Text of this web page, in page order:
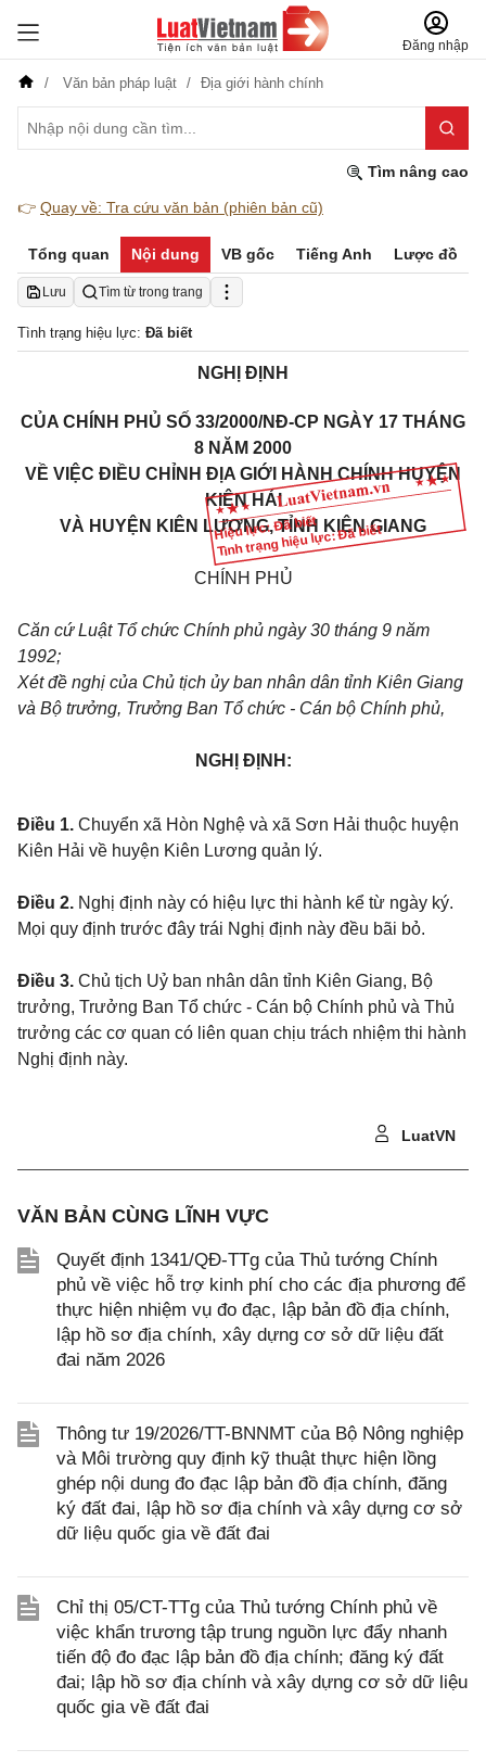
Đăng nhập
Văn bản pháp luật Địa giới hành chính
Tìm nâng cao
👉 Quay về: Tra cứu văn bản (phiên bản cũ)
Tổng quan Nội dung VB gốc Tiếng Anh Lược đồ
Lưu Tìm từ trong trang
Tình trạng hiệu lực: Đã biết
Hiệu lực: Đã biết
Tình trạng hiệu lực: Đã biết
NGHỊ ĐỊNH
CỦA CHÍNH PHỦ SỐ 33/2000/NĐ-CP NGÀY 17 THÁNG
8 NĂM 2000
VỀ VIỆC ĐIỀU CHỈNH ĐỊA GIỚI HÀNH CHÍNH HUYỆN
KIÊN HẢI
VÀ HUYỆN KIÊN LƯƠNG, TỈNH KIÊN GIANG
CHÍNH PHỦ
Căn cứ Luật Tổ chức Chính phủ ngày 30 tháng 9 năm
1992;
Xét đề nghị của Chủ tịch ủy ban nhân dân tỉnh Kiên Giang
và Bộ trưởng, Trưởng Ban Tổ chức - Cán bộ Chính phủ,
NGHỊ ĐỊNH:
Điều 1. Chuyển xã Hòn Nghệ và xã Sơn Hải thuộc huyện
Kiên Hải về huyện Kiên Lương quản lý.
Điều 2. Nghị định này có hiệu lực thi hành kể từ ngày ký.
Mọi quy định trước đây trái Nghị định này đều bãi bỏ.
Điều 3. Chủ tịch Uỷ ban nhân dân tỉnh Kiên Giang, Bộ
trưởng, Trưởng Ban Tổ chức - Cán bộ Chính phủ và Thủ
trưởng các cơ quan có liên quan chịu trách nhiệm thi hành
Nghị định này.
LuatVN
VĂN BẢN CÙNG LĨNH VỰC
Quyết định 1341/QĐ-TTg của Thủ tướng Chính
phủ về việc hỗ trợ kinh phí cho các địa phương để
thực hiện nhiệm vụ đo đạc, lập bản đồ địa chính,
lập hồ sơ địa chính, xây dựng cơ sở dữ liệu đất
đai năm 2026
Thông tư 19/2026/TT-BNNMT của Bộ Nông nghiệp
và Môi trường quy định kỹ thuật thực hiện lồng
ghép nội dung đo đạc lập bản đồ địa chính, đăng
ký đất đai, lập hồ sơ địa chính và xây dựng cơ sở
dữ liệu quốc gia về đất đai
Chỉ thị 05/CT-TTg của Thủ tướng Chính phủ về
việc khẩn trương tập trung nguồn lực đẩy nhanh
tiến độ đo đạc lập bản đồ địa chính; đăng ký đất
đai; lập hồ sơ địa chính và xây dựng cơ sở dữ liệu
quốc gia về đất đai